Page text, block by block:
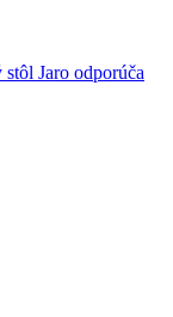
stôl Jaro odporúča